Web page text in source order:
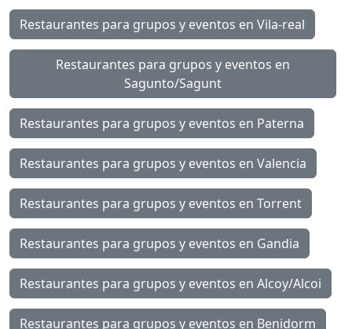
Restaurantes para grupos y eventos en Vila-real
Restaurantes para grupos y eventos en
Sagunto/Sagunt
Restaurantes para grupos y eventos en Paterna
Restaurantes para grupos y eventos en Valencia
Restaurantes para grupos y eventos en Torrent
Restaurantes para grupos y eventos en Gandia
Restaurantes para grupos y eventos en Alcoy/Alcoi
Restaurantes para grupos y eventos en Benidorm